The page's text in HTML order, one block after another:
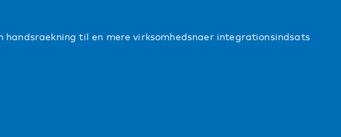
handsraekning til en mere virksomhedsnaer integrationsindsats